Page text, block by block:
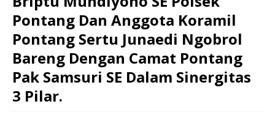
Pontang Dan Anggota Koramil
Pontang Sertu Junaedi Ngobrol
Bareng Dengan Camat Pontang
Pak Samsuri SE Dalam Sinergitas
3 Pilar.